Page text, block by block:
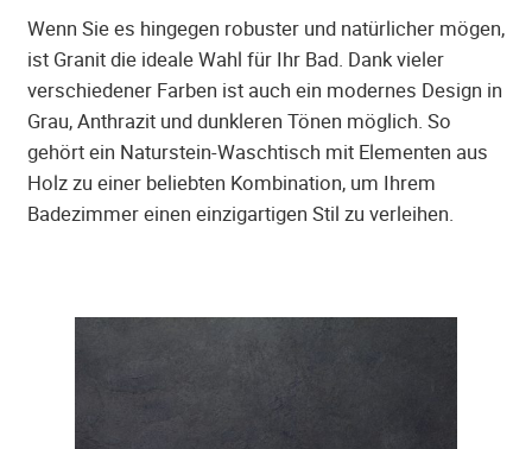
Wenn Sie es hingegen robuster und natürlicher mögen,
ist Granit die ideale Wahl für Ihr Bad. Dank vieler
verschiedener Farben ist auch ein modernes Design in
Grau, Anthrazit und dunkleren Tönen möglich. So
gehört ein Naturstein-Waschtisch mit Elementen aus
Holz zu einer beliebten Kombination, um Ihrem
Badezimmer einen einzigartigen Stil zu verleihen.